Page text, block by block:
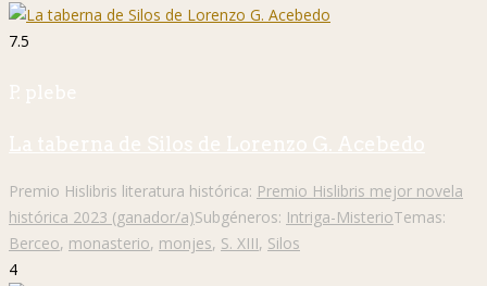
7.5
P. plebe
La taberna de Silos de Lorenzo G. Acebedo
Premio Hislibris literatura histórica: Premio Hislibris mejor novela
histórica 2023 (ganador/a)Subgéneros: Intriga-MisterioTemas:
Berceo, monasterio, monjes, S. XIII, Silos
4